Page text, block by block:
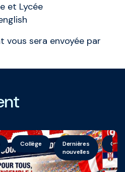
et Lycée
vous sera envoyée par
Collège
Dernières
nouvelles